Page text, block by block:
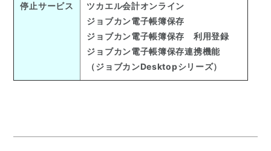
停止サービス
ツカエル会計オンライン
ジョブカン電子帳簿保存
ジョブカン電子帳簿保存 利用登録
ジョブカン電子帳簿保存連携機能
（ジョブカンDesktopシリーズ）